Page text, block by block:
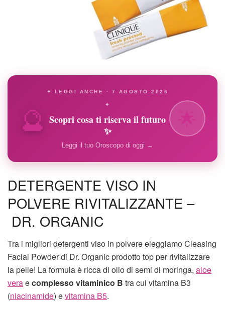
🔮
✦ LEGGI ANCHE · 7 AGOSTO 2026
✦
Scopri cosa ti riserva il futuro
✨
Leggi il tuo Oroscopo di oggi →
DETERGENTE VISO IN
POLVERE RIVITALIZZANTE –
DR. ORGANIC
Tra i migliori detergenti viso in polvere eleggiamo Cleasing
Facial Powder di Dr. Organic prodotto top per rivitalizzare
la pelle! La formula è ricca di olio di semi di moringa, aloe
veraecomplesso vitaminico B tra cui vitamina B3
(niacinamide) evitamina B5.